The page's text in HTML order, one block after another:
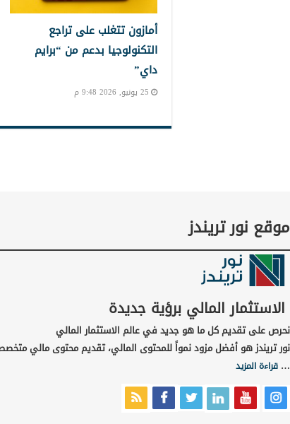
أمازون تتغلب على تراجع
التكنولوجيا بدعم من “برايم
داي”
25 يونيو, 2026 9:48 م
موقع نور تريندز
الاستثمار المالي برؤية جديدة
نحرص على تقديم كل ما هو جديد في عالم الاستثمار المالي
نور تريندز هو أفضل مزود نمواً للمحتوى المالي، تقديم محتوى مالي
… قراءة المزيد